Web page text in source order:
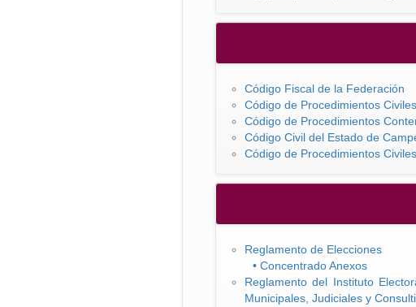
Código Fiscal de la Federación
Código de Procedimientos
Código de Procedimientos
Código Civil del Estado de
Código de Procedimientos
Reglamento de Elecciones
• Concentrado Anexos
Reglamento del Instituto
Municipales, Judiciales y